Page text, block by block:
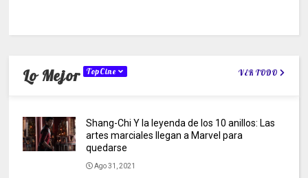
Lo Mejor TopCine VER TODO
Shang-Chi Y la leyenda de los 10 anillos: Las
artes marciales llegan a Marvel para
quedarse
Ago 31, 2021